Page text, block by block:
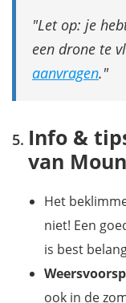
Let op: je
een drone te
aanvragen.
Info &
van
Het
niet! Een
is best
ook in de